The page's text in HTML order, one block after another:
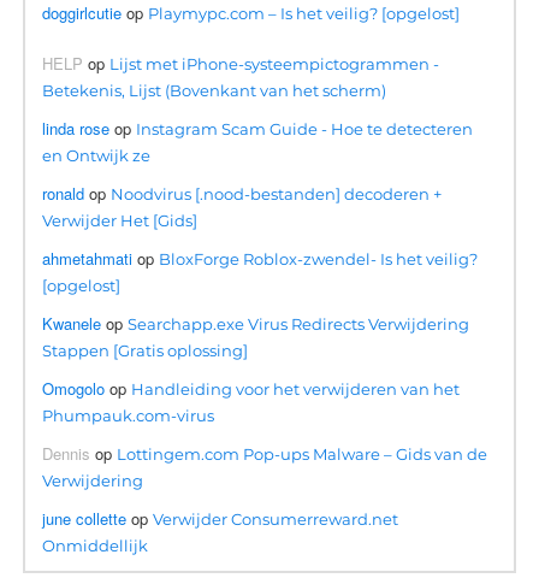
doggirlcutie op Playmypc.com – Is het veilig? [opgelost]
HELP op Lijst met iPhone-systeempictogrammen -
Betekenis, Lijst (Bovenkant van het scherm)
linda rose op Instagram Scam Guide - Hoe te detecteren
en Ontwijk ze
ronald op Noodvirus [.nood-bestanden] decoderen +
Verwijder Het [Gids]
ahmetahmati op BloxForge Roblox-zwendel- Is het veilig?
[opgelost]
Kwanele opSearchapp.exe Virus Redirects Verwijdering
Stappen [Gratis oplossing]
Omogolo op Handleiding voor het verwijderen van het
Phumpauk.com-virus
Dennis op Lottingem.com Pop-ups Malware – Gids van de
Verwijdering
june collette opVerwijder Consumerreward.net
Onmiddellijk